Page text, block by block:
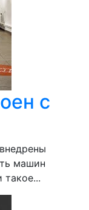
с
машин
такое...